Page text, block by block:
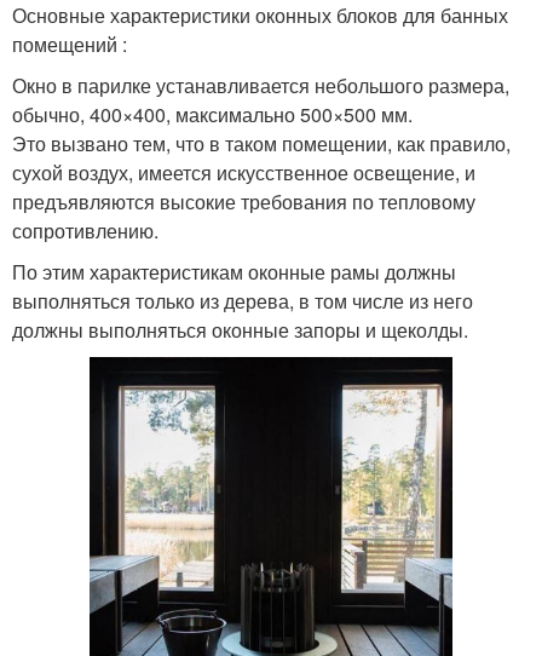
Основные характеристики оконных блоков для банных
помещений :
Окно в парилке устанавливается небольшого размера,
обычно, 400×400, максимально 500×500 мм.
Это вызвано тем, что в таком помещении, как правило,
сухой воздух, имеется искусственное освещение, и
предъявляются высокие требования по тепловому
сопротивлению.
По этим характеристикам оконные рамы должны
выполняться только из дерева, в том числе из него
должны выполняться оконные запоры и щеколды.